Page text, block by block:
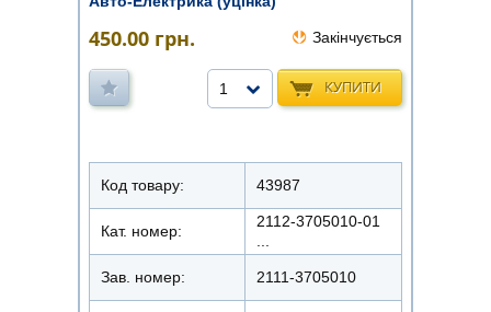
450.00 грн. Закінчується
КУПИТИ
1
Код товару: 43987
Кат. номер:
2112-3705010-01
Зав. номер: 2111-3705010